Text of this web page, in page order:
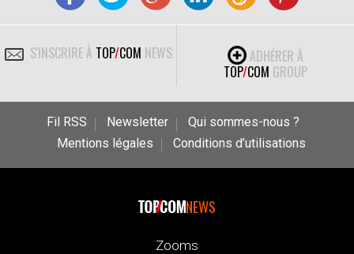
S'INSCRIRE À TOP/COM NEWS
ADHÉRER À
TOP/COM GROUP
Fil RSS Newsletter
Qui sommes-nous ?
Mentions légales
Conditions d’utilisations
NEWS
Zooms